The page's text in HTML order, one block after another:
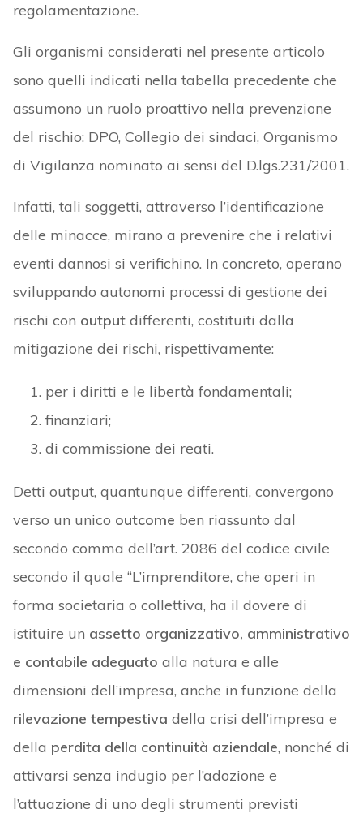
regolamentazione.
Gli organismi considerati nel presente articolo
sono quelli indicati nella tabella precedente che
assumono un ruolo proattivo nella prevenzione
del rischio: DPO, Collegio dei sindaci, Organismo
di Vigilanza nominato ai sensi del D.lgs.231/2001.
Infatti, tali soggetti, attraverso l’identificazione
delle minacce, mirano a prevenire che i relativi
eventi dannosi si verifichino. In concreto, operano
sviluppando autonomi processi di gestione dei
rischi con output differenti, costituiti dalla
mitigazione dei rischi, rispettivamente:
per i diritti e le libertà fondamentali;
finanziari;
di commissione dei reati.
Detti output, quantunque differenti, convergono
verso un unico outcome ben riassunto dal
secondo comma dell’art. 2086 del codice civile
secondo il quale “L’imprenditore, che operi in
forma societaria o collettiva, ha il dovere di
istituire un assetto organizzativo, amministrativo
e contabile adeguato alla natura e alle
dimensioni dell’impresa, anche in funzione della
rilevazione tempestiva della crisi dell’impresa e
della perdita della continuità aziendale, nonché di
attivarsi senza indugio per l’adozione e
l’attuazione di uno degli strumenti previsti